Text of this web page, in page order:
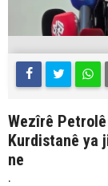
Wezîrê
Kurdistanê ya
ne
.